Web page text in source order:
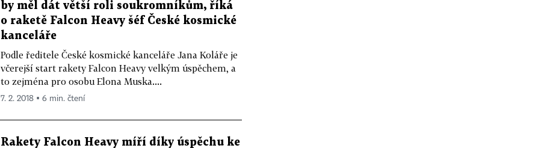
by měl dát větší roli soukromníkům, říká
o raketě Falcon Heavy šéf České kosmické
kanceláře
Podle ředitele České kosmické kanceláře Jana Koláře je
včerejší start rakety Falcon Heavy velkým úspěchem, a
to zejména pro osobu Elona Muska....
7. 2. 2018 ▪ 6 min. čtení
Rakety Falcon Heavy míří díky úspěchu ke